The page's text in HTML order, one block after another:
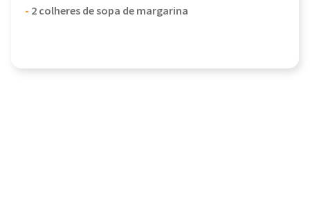
- 2 colheres de sopa de margarina